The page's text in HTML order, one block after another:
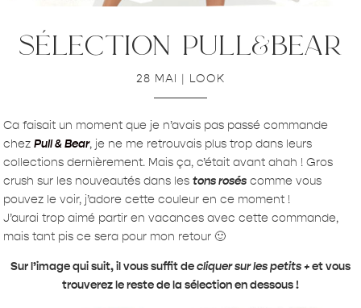
sélection pull&bear
28 MAI | LOOK
Ca faisait un moment que je n’avais pas passé commande
chezPull & Bear, je ne me retrouvais plus trop dans leurs
collections dernièrement. Mais ça, c’était avant ahah ! Gros
crush sur les nouveautés dans lestons rosés comme vous
pouvez le voir, j’adore cette couleur en ce moment !
J’aurai trop aimé partir en vacances avec cette commande,
mais tant pis ce sera pour mon retour 🙂
Sur l’image qui suit, il vous suffit decliquer sur les petits +et vous
trouverez le reste de la sélection en dessous !